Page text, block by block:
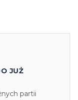
JUŻ
partii